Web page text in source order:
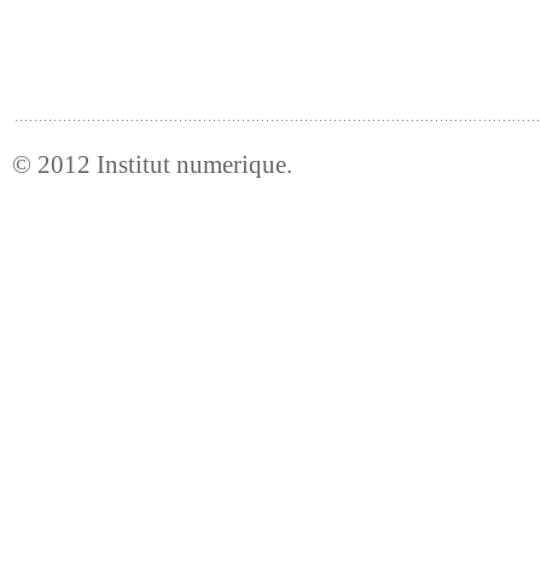
© 2012 Institut numerique.